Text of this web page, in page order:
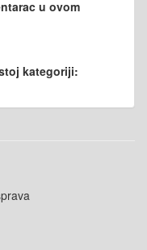
u ovom
kategoriji: